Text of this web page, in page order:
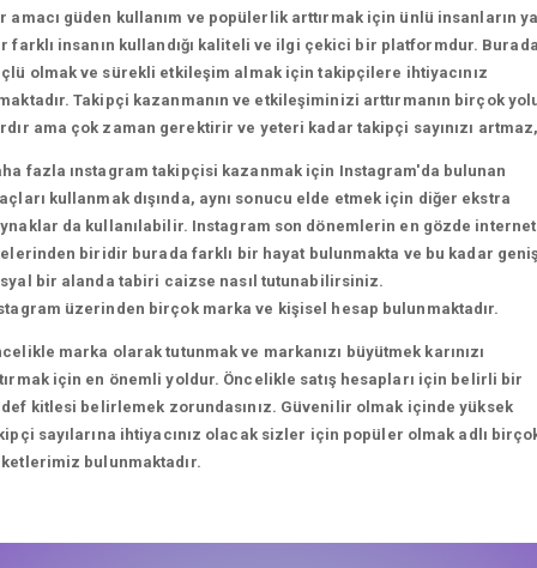
amacı güden kullanım ve popülerlik arttırmak için ünlü insanların
farklı insanın kullandığı kaliteli ve ilgi çekici bir platformdur.
olmak ve sürekli etkileşim almak için takipçilere ihtiyacınız
Takipçi kazanmanın ve etkileşiminizi arttırmanın birçok
ama çok zaman gerektirir ve yeteri kadar takipçi sayınızı
fazla ınstagram takipçisi kazanmak için Instagram'da bulunan
kullanmak dışında, aynı sonucu elde etmek için diğer ekstra
da kullanılabilir. Instagram son dönemlerin en gözde internet
biridir burada farklı bir hayat bulunmakta ve bu kadar
bir alanda tabiri caizse nasıl tutunabilirsiniz.
üzerinden birçok marka ve kişisel hesap bulunmaktadır.
marka olarak tutunmak ve markanızı büyütmek karınızı
için en önemli yoldur. Öncelikle satış hesapları için belirli bir
kitlesi belirlemek zorundasınız. Güvenilir olmak içinde yüksek
sayılarına ihtiyacınız olacak sizler için popüler olmak adlı
bulunmaktadır.